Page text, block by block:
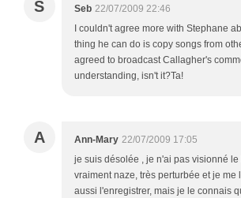
S Seb 22/07/2009 22:46
I couldn't agree more with Stephane
thing he can do is copy songs from
agreed to broadcast Callagher's
understanding, isn't it?Ta!
A Ann-Mary 22/07/2009 17:05
je suis désolée , je n'ai pas visionné
vraiment naze, très perturbée et je
aussi l'enregistrer, mais je le connais